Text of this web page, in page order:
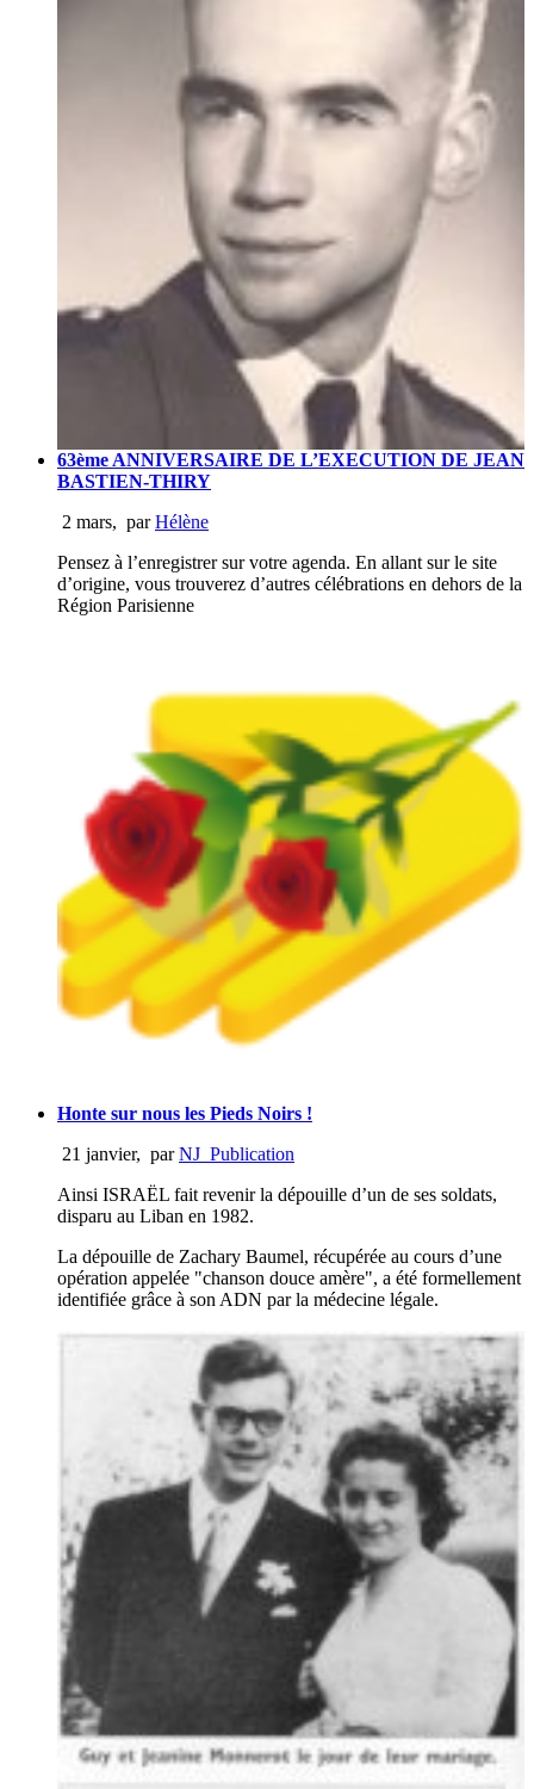
63ème ANNIVERSAIRE DE L’EXECUTION DE JEAN
BASTIEN-THIRY
2 mars, parHélène
Pensez à l’enregistrer sur votre agenda. En allant sur le site
d’origine, vous trouverez d’autres célébrations en dehors de la
Région Parisienne
Honte sur nous les Pieds Noirs !
21 janvier, parNJ_Publication
Ainsi ISRAËL fait revenir la dépouille d’un de ses soldats,
disparu au Liban en 1982.
La dépouille de Zachary Baumel, récupérée au cours d’une
opération appelée "chanson douce amère", a été formellement
identifiée grâce à son ADN par la médecine légale.